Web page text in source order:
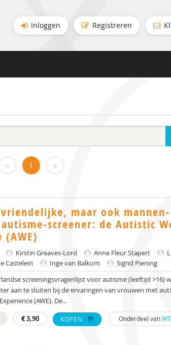
Inloggen Registreren
« 1 »
maar ook mannen-
screener: de Autistic
(AWE)
Kirstin Greaves-Lord Anne Fleur Stapert
Castelein Inge van Balkom
Sigrid Piening
screeningsvragenlijst voor autisme (leeftijd >16)
aan te sluiten bij de ervaringen van vrouwen met
(AWE). De...
€3,90 KOPEN Onderdeel van